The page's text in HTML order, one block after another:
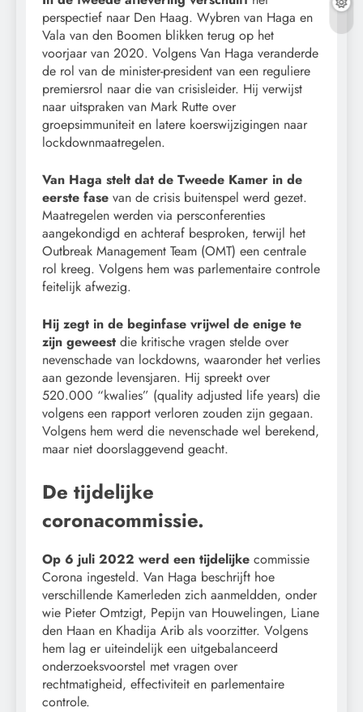
perspectief naar Den Haag. Wybren van Haga en
Vala van den Boomen blikken terug op het
voorjaar van 2020. Volgens Van Haga veranderde
de rol van de minister-president van een reguliere
premiersrol naar die van crisisleider. Hij verwijst
naar uitspraken van Mark Rutte over
groepsimmuniteit en latere koerswijzigingen naar
lockdownmaatregelen.
Van Haga stelt dat de Tweede Kamer in de
eerste fase van de crisis buitenspel werd gezet.
Maatregelen werden via persconferenties
aangekondigd en achteraf besproken, terwijl het
Outbreak Management Team (OMT) een centrale
rol kreeg. Volgens hem was parlementaire controle
feitelijk afwezig.
Hij zegt in de beginfase vrijwel de enige te
zijn geweest die kritische vragen stelde over
nevenschade van lockdowns, waaronder het verlies
aan gezonde levensjaren. Hij spreekt over
520.000 “kwalies” (quality adjusted life years) die
volgens een rapport verloren zouden zijn gegaan.
Volgens hem werd die nevenschade wel berekend,
maar niet doorslaggevend geacht.
De tijdelijke
coronacommissie.
Op 6 juli 2022 werd een tijdelijke commissie
Corona ingesteld. Van Haga beschrijft hoe
verschillende Kamerleden zich aanmeldden, onder
wie Pieter Omtzigt, Pepijn van Houwelingen, Liane
den Haan en Khadija Arib als voorzitter. Volgens
hem lag er uiteindelijk een uitgebalanceerd
onderzoeksvoorstel met vragen over
rechtmatigheid, effectiviteit en parlementaire
controle.